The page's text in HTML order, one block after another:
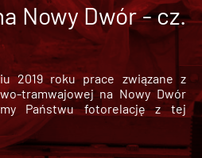
Nowy Dwór - cz.
2019 roku prace związane z
tramwajowej na Nowy Dwór
Państwu fotorelację z tej